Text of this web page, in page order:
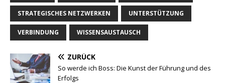
STRATEGISCHES NETZWERKEN UNTERSTÜTZUNG
VERBINDUNG WISSENSAUSTAUSCH
ZURÜCK
So werde ich Boss: Die Kunst der Führung und des
Erfolgs